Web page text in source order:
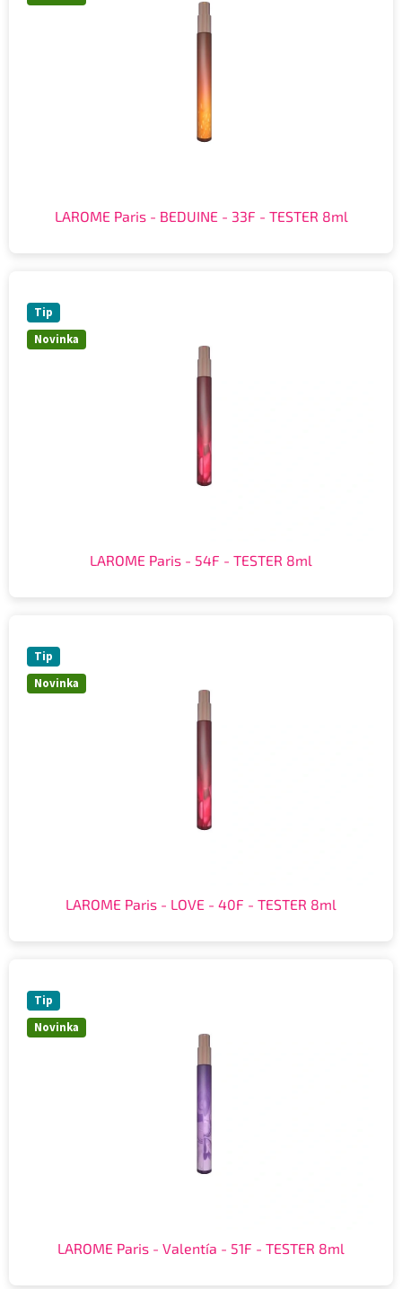
LAROME Paris - BEDUINE - 33F - TESTER 8ml
Novinka
Tip
LAROME Paris - 54F - TESTER 8ml
Novinka
Tip
LAROME Paris - LOVE - 40F - TESTER 8ml
Novinka
Tip
LAROME Paris - Valentía - 51F - TESTER 8ml